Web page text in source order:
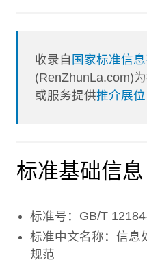
收录自 国家标准信
(RenZhunLa.com)
或服务提供推介展位
标准基础信息
标准号：GB/T
标准中文名称：信息
规范